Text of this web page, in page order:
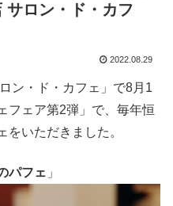
サロン・ド・カフ
2022.08.29
ン・ド・カフェ」で8月1
フェア第2弾」で、毎年恒
いただきました。
パフェ 」